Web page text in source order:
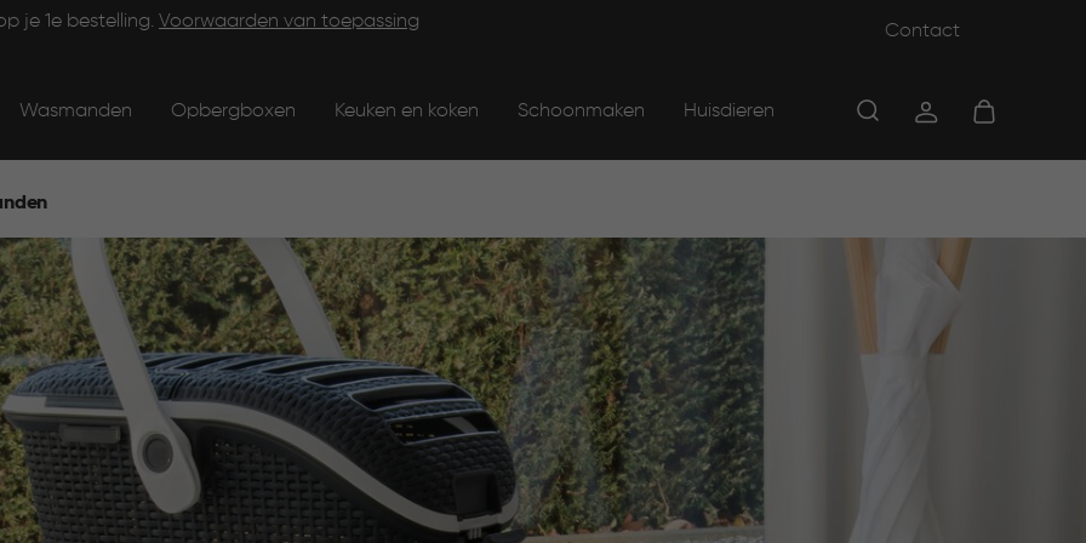
je 1e bestelling. Voorwaarden van toepassing Contact
Wasmanden Opbergboxen Keuken en koken Schoonmaken Huisdieren